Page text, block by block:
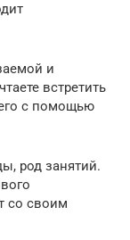
и
встретить
с помощью
род занятий.
со своим